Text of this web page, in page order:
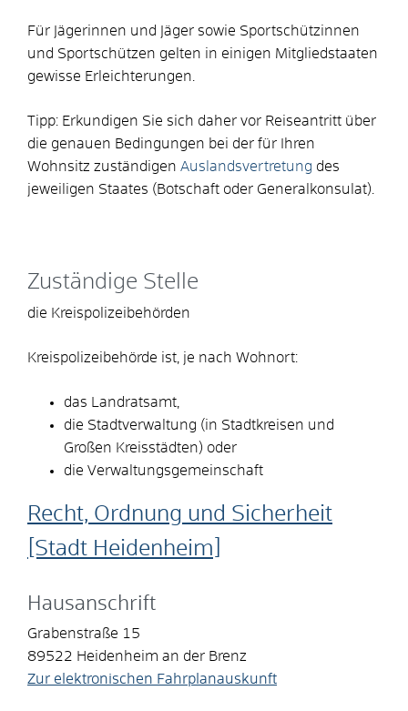
Für Jägerinnen und Jäger sowie Sportschützinnen
und Sportschützen gelten in einigen Mitgliedstaaten
gewisse Erleichterungen.
Tipp: Erkundigen Sie sich daher vor Reiseantritt über
die genauen Bedingungen bei der für Ihren
Wohnsitz zuständigen Auslandsvertretung des
jeweiligen Staates (Botschaft oder Generalkonsulat).
Zuständige Stelle
die Kreispolizeibehörden
Kreispolizeibehörde ist, je nach Wohnort:
das Landratsamt,
die Stadtverwaltung (in Stadtkreisen und
Großen Kreisstädten) oder
die Verwaltungsgemeinschaft
Recht, Ordnung und Sicherheit
[Stadt Heidenheim]
Hausanschrift
Grabenstraße 15
89522 Heidenheim an der Brenz
Zur elektronischen Fahrplanauskunft